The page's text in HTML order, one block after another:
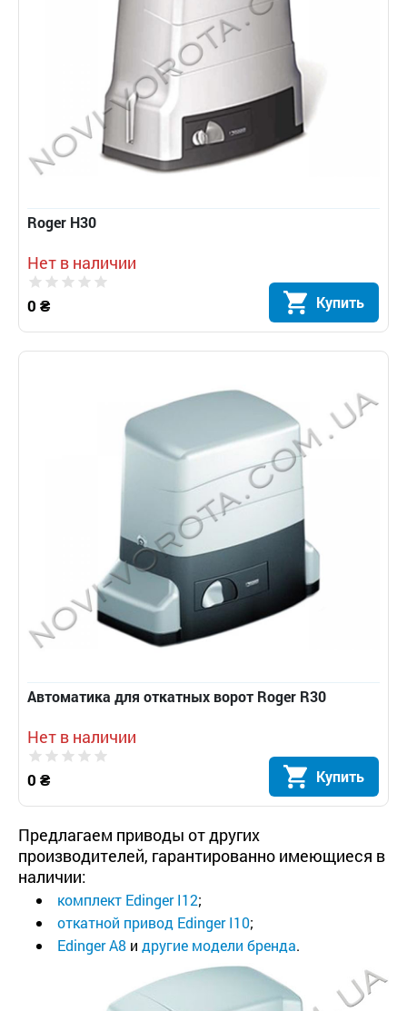
Roger H30
Нет в наличии
0 ₴ Купить
Автоматика для откатных ворот Roger R30
Нет в наличии
0 ₴ Купить
Предлагаем приводы от других
производителей, гарантированно имеющиеся в
наличии:
комплект Edinger I12;
откатной привод Edinger I10;
Edinger A8 и другие модели бренда.